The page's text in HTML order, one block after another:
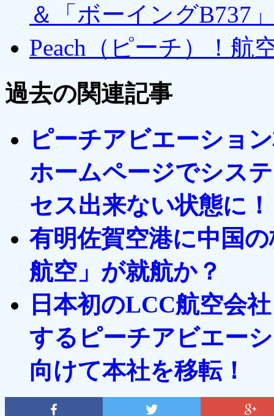
＆「ボーイングB737
Peach（ピーチ）！航
過去の関連記事
ピーチアビエーショ
ホームページでシス
セス出来ない状態に！
有明佐賀空港に中国
航空」が就航か？
日本初のLCC航空会
するピーチアビエー
向けて本社を移転！